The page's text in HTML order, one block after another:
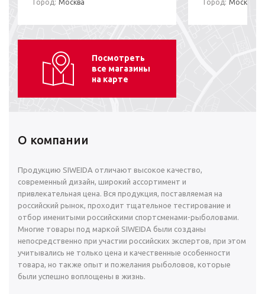
Город: Москва Город: Москва
Посмотреть
все магазины
на карте
О компании
Продукцию SIWEIDA отличают высокое качество,
современный дизайн, широкий ассортимент и
привлекательная цена. Вся продукция, поставляемая на
российский рынок, проходит тщательное тестирование и
отбор именитыми российскими спортсменами-рыболовами.
Многие товары под маркой SIWEIDA были созданы
непосредственно при участии российских экспертов, при этом
учитывались не только цена и качественные особенности
товара, но также опыт и пожелания рыболовов, которые
были успешно воплощены в жизнь.